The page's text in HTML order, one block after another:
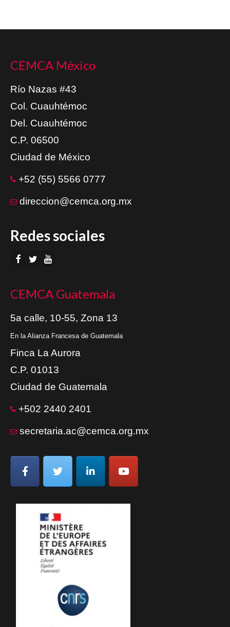
CEMCA México
Río Nazas #43
Col. Cuauhtémoc
Del. Cuauhtémoc
C.P. 06500
Ciudad de México
+52 (55) 5566 0777
direccion@cemca.org.mx
Redes sociales
CEMCA Guatemala
5a calle, 10-55, Zona 13
En la Alianza Francesa de Guatemala
Finca La Aurora
C.P. 01013
Ciudad de Guatemala
+502 2440 2401
secretaria.ac@cemca.org.mx